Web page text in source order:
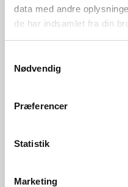
data med andre
de har indsamlet fra din
Nødvendig
Præferencer
Statistik
Marketing
VAT number: 27921124
Webshop Customer Service
kundeservice@interiorshop.dk